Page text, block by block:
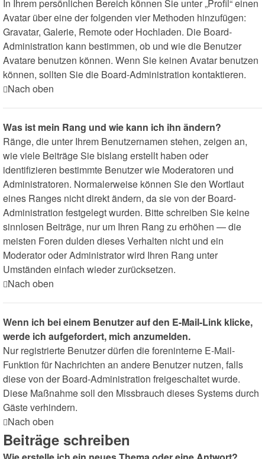
In Ihrem persönlichen Bereich können Sie unter „Profil“ einen
Avatar über eine der folgenden vier Methoden hinzufügen:
Gravatar, Galerie, Remote oder Hochladen. Die Board-
Administration kann bestimmen, ob und wie die Benutzer
Avatare benutzen können. Wenn Sie keinen Avatar benutzen
können, sollten Sie die Board-Administration kontaktieren.
Nach oben
Was ist mein Rang und wie kann ich ihn ändern?
Ränge, die unter Ihrem Benutzernamen stehen, zeigen an,
wie viele Beiträge Sie bislang erstellt haben oder
identifizieren bestimmte Benutzer wie Moderatoren und
Administratoren. Normalerweise können Sie den Wortlaut
eines Ranges nicht direkt ändern, da sie von der Board-
Administration festgelegt wurden. Bitte schreiben Sie keine
sinnlosen Beiträge, nur um Ihren Rang zu erhöhen — die
meisten Foren dulden dieses Verhalten nicht und ein
Moderator oder Administrator wird Ihren Rang unter
Umständen einfach wieder zurücksetzen.
Nach oben
Wenn ich bei einem Benutzer auf den E-Mail-Link klicke,
werde ich aufgefordert, mich anzumelden.
Nur registrierte Benutzer dürfen die foreninterne E-Mail-
Funktion für Nachrichten an andere Benutzer nutzen, falls
diese von der Board-Administration freigeschaltet wurde.
Diese Maßnahme soll den Missbrauch dieses Systems durch
Gäste verhindern.
Nach oben
Beiträge schreiben